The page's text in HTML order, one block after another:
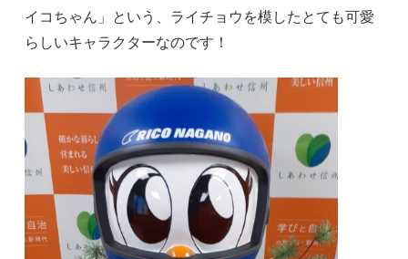
イコちゃん」という、ライチョウを模したとても可愛
らしいキャラクターなのです！